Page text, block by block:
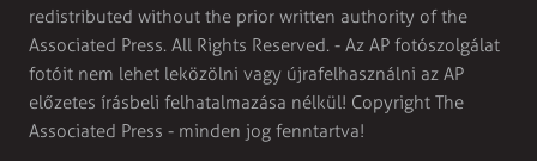
redistributed without the prior written authority of the
Associated Press. All Rights Reserved. - Az AP fotószolgálat
fotóit nem lehet leközölni vagy újrafelhasználni az AP
előzetes írásbeli felhatalmazása nélkül! Copyright The
Associated Press - minden jog fenntartva!